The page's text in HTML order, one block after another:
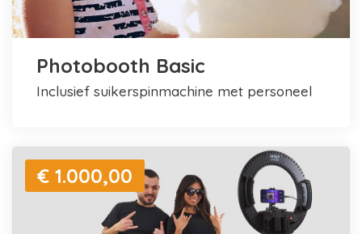
Photobooth Basic
inclusief suikerspinmachine met personeel
€ 1.000,00